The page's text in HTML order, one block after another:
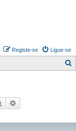
Ligue-se
Registe-se
i
Pesquisar